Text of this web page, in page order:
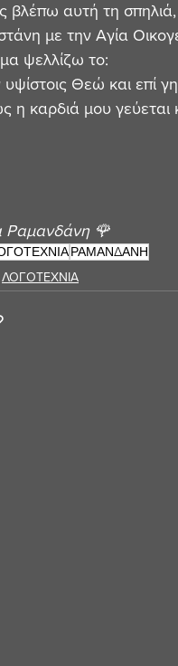
βλέπω αυτή τη σπηλιά,
με την Αγία
ψελλίζω το:
Θεώ και επί
η καρδιά μου γεύεται
Ραμανδάνη 🌹
ΡΑΜΑΝΔΑΝΗ
ΛΟΓΟΤΕΧΝΙΑ